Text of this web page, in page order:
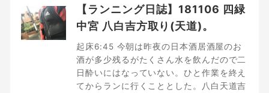
【ランニング日誌】181106 四緑
中宮 八白吉方取り(天道)。
起床6:45 今朝は昨夜の日本酒居酒屋のお
酒が多少残るがたくさん水を飲んだので二
日酔いにはなっていない。ひと作業を終え
てからランに行くこととした。八白天道吉